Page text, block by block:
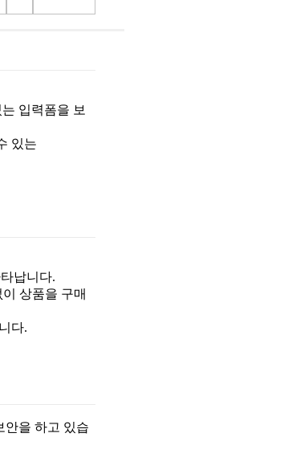
입력폼을 보
있는
납니다.
상품을 구매
다.
안을 하고 있습